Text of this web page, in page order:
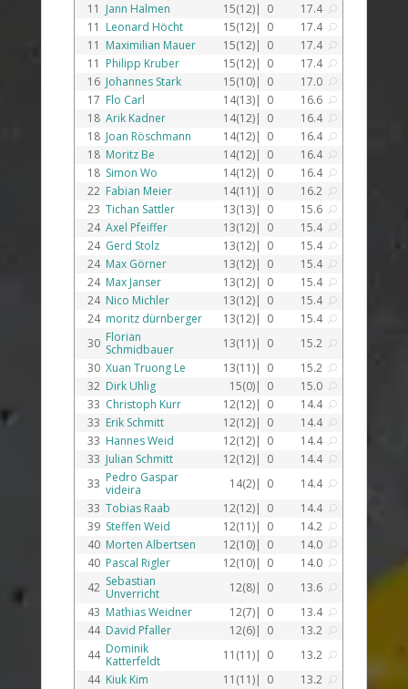
11 Jann Halmen 15(12)| 0 17.4 U
11 Leonard Höcht 15(12)| 0 17.4 U
11 Maximilian Mauer 15(12)| 0 17.4 U
11 Philipp Kruber 15(12)| 0 17.4 U
16 Johannes Stark 15(10)| 0 17.0 U
17 Flo Carl 14(13)| 0 16.6 U
18 Arik Kadner 14(12)| 0 16.4 U
18 Joan Röschmann 14(12)| 0 16.4 U
18 Moritz Be 14(12)| 0 16.4 U
18 Simon Wo 14(12)| 0 16.4 U
22 Fabian Meier 14(11)| 0 16.2 U
23 Tichan Sattler 13(13)| 0 15.6 U
24 Axel Pfeiffer 13(12)| 0 15.4 U
24 Gerd Stolz 13(12)| 0 15.4 U
24 Max Görner 13(12)| 0 15.4 U
24 Max Janser 13(12)| 0 15.4 U
24 Nico Michler 13(12)| 0 15.4 U
24 moritz dürnberger 13(12)| 0 15.4 U
30 Florian
Schmidbauer
13(11)| 0 15.2 U
30 Xuan Truong Le 13(11)| 0 15.2 U
32 Dirk Uhlig 15(0)| 0 15.0 U
33 Christoph Kurr 12(12)| 0 14.4 U
33 Erik Schmitt 12(12)| 0 14.4 U
33 Hannes Weid 12(12)| 0 14.4 U
33 Julian Schmitt 12(12)| 0 14.4 U
33 Pedro Gaspar
videira
14(2)| 0 14.4 U
33 Tobias Raab 12(12)| 0 14.4 U
39 Steffen Weid 12(11)| 0 14.2 U
40 Morten Albertsen 12(10)| 0 14.0 U
40 Pascal Rigler 12(10)| 0 14.0 U
42 Sebastian
Unverricht
12(8)| 0 13.6 U
43 Mathias Weidner 12(7)| 0 13.4 U
44 David Pfaller 12(6)| 0 13.2 U
44 Dominik
Katterfeldt
11(11)| 0 13.2 U
44 Kiuk Kim 11(11)| 0 13.2 U